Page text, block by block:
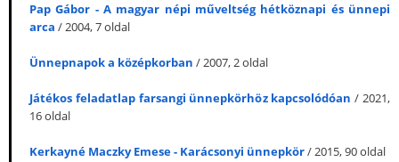
Pap Gábor - A magyar népi műveltség hétköznapi és ünnepi
arca / 2004, 7 oldal
Ünnepnapok a középkorban / 2007, 2 oldal
Játékos feladatlap farsangi ünnepkörhöz kapcsolódóan / 2021,
16 oldal
Kerkayné Maczky Emese - Karácsonyi ünnepkör/ 2015, 90 oldal